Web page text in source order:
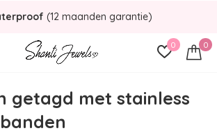
0 0
getagd met stainless